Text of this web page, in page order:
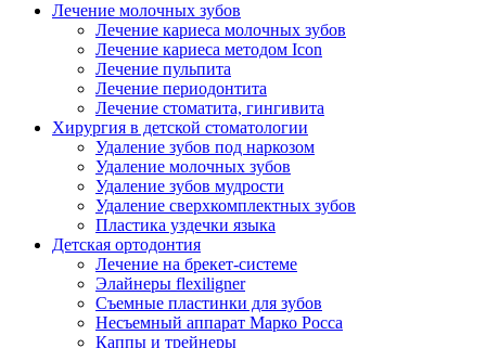
Лечение молочных зубов
Лечение кариеса молочных зубов
Лечение кариеса методом Icon
Лечение пульпита
Лечение периодонтита
Лечение стоматита, гингивита
Хирургия в детской стоматологии
Удаление зубов под наркозом
Удаление молочных зубов
Удаление зубов мудрости
Удаление сверхкомплектных зубов
Пластика уздечки языка
Детская ортодонтия
Лечение на брекет-системе
Элайнеры flexiligner
Съемные пластинки для зубов
Несъемный аппарат Марко Росса
Каппы и трейнеры